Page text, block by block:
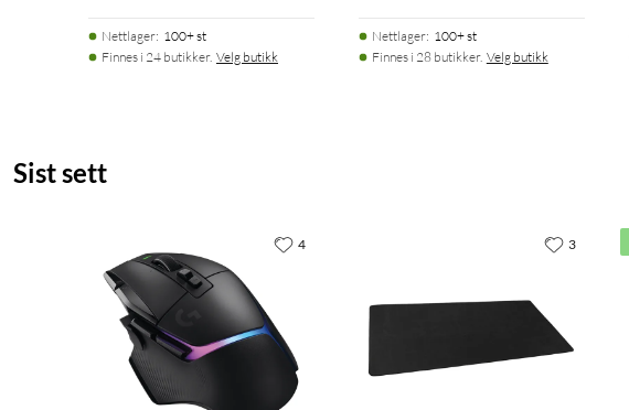
Nettlager: 100+ st
Finnes i 24 butikker. Velg butikk
Nettlager: 100+ st
Finnes i 28 butikker. Velg butikk
Sist sett
4 3